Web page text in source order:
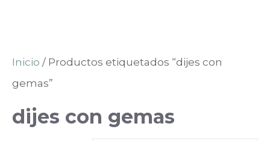
Inicio / Productos etiquetados “dijes con
gemas”
dijes con gemas